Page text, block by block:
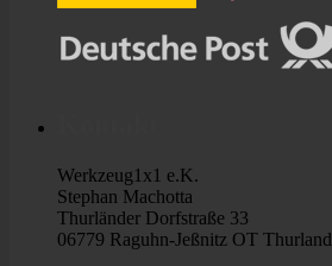
Werkzeug1x1 e.K.
Stephan Machotta
Thurländer Dorfstraße 33
06779 Raguhn-Jeßnitz OT Thurland